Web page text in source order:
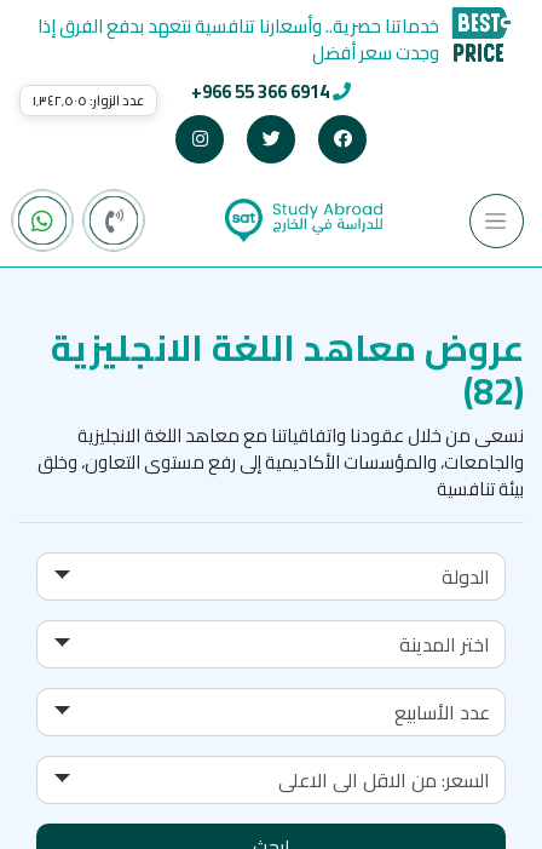
+966 55 366 6914
خدماتنا حصرية.. وأسعارنا تنافسية نتعهد بدفع الفرق إذا
وجدت سعر أفضل
عدد الزوار: ١٬٣٤٢٬٥٠٥
عروض معاهد اللغة الانجليزية
(82)
نسعى من خلال عقودنا واتفاقياتنا مع معاهد اللغة الانجليزية
والجامعات، والمؤسسات الأكاديمية إلى رفع مستوى التعاون، وخلق
بيئة تنافسية